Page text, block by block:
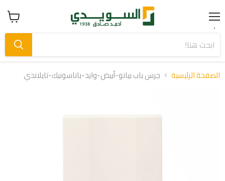
Menu عرض
سلة
الصفحة الرئيسية جرس باب بيانو-أبيض-وايد-باناسونيك-تايلاندي